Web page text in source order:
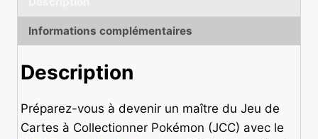
Informations complémentaires
Description
Préparez-vous à devenir un maître du Jeu de
Cartes à Collectionner Pokémon (JCC) avec le